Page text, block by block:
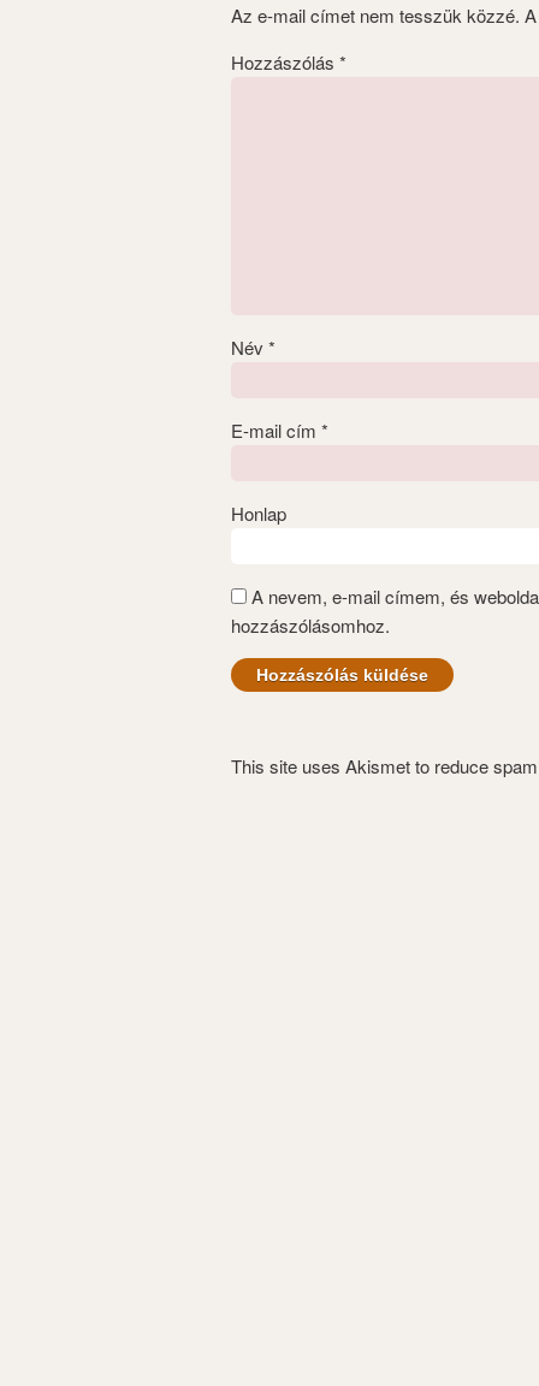
Az e-mail címet nem tesszük közzé.
Hozzászólás *
Név *
E-mail cím *
Honlap
A nevem, e-mail címem, és
hozzászólásomhoz.
This site uses Akismet to reduce